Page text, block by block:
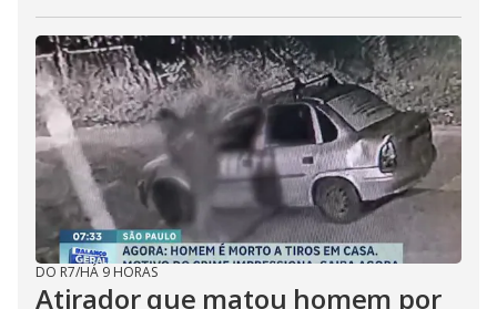
DO R7/HÁ 9 HORAS
Atirador que matou homem por